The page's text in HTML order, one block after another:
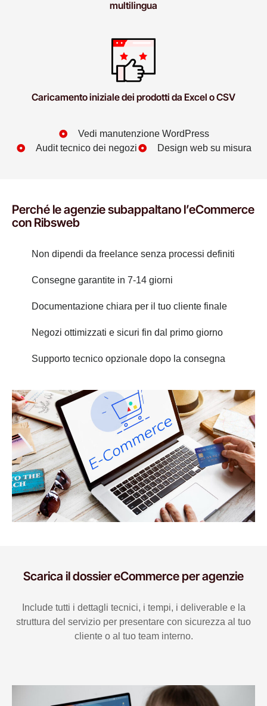
multilingua
Caricamento iniziale dei prodotti da Excel o CSV
Vedi manutenzione WordPress
Audit tecnico dei negozi
Design web su misura
Perché le agenzie subappaltano l’eCommerce
con Ribsweb
Non dipendi da freelance senza processi definiti
Consegne garantite in 7-14 giorni
Documentazione chiara per il tuo cliente finale
Negozi ottimizzati e sicuri fin dal primo giorno
Supporto tecnico opzionale dopo la consegna
Scarica il dossier eCommerce per agenzie
Include tutti i dettagli tecnici, i tempi, i deliverable e la
struttura del servizio per presentare con sicurezza al tuo
cliente o al tuo team interno.